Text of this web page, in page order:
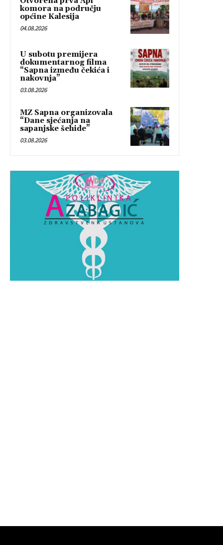
komora na području
općine Kalesija
04.08.2026
U subotu premijera
dokumentarnog filma
“Sapna između čekića i
nakovnja”
03.08.2026
MZ Sapna organizovala
“Dane sjećanja na
sapanjske šehide”
03.08.2026